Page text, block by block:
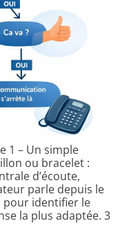
1 – Un simple
ou bracelet :
d’écoute,
parle depuis le
pour identifier le
la plus adaptée. 3